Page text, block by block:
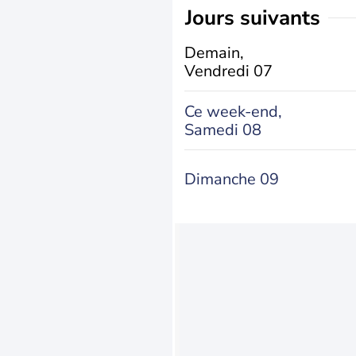
jours suivants
Demain,
Vendredi 07
Ce week-end,
Samedi 08
Dimanche 09